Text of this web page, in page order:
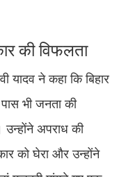
की विफलता
यादव ने कहा कि बिहार
भी जनता की
अपराध की
को घेरा और उन्होंने